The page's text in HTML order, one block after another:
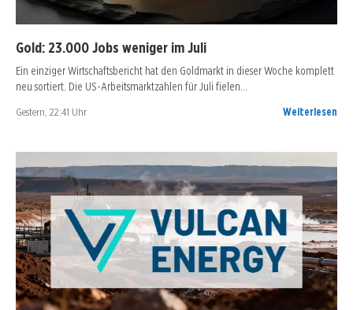
Gold: 23.000 Jobs weniger im Juli
Ein einziger Wirtschaftsbericht hat den Goldmarkt in dieser Woche komplett
neu sortiert. Die US-Arbeitsmarktzahlen für Juli fielen…
Gestern, 22:41 Uhr Weiterlesen